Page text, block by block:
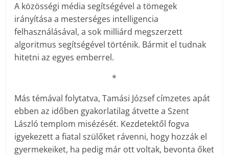
A közösségi média segítségével a tömegek
irányítása a mesterséges intelligencia
felhasználásával, a sok milliárd megszerzett
algoritmus segítségével történik. Bármit el tudnak
hitetni az egyes emberrel.
*
Más témával folytatva, Tamási József címzetes apát
ebben az időben gyakorlatilag átvette a Szent
László templom misézését. Kezdetektől fogva
igyekezett a fiatal szülőket rávenni, hogy hozzák el
gyermekeiket, ha pedig már ott voltak, bevonta őket